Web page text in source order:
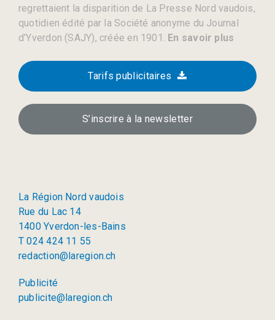
regrettaient la disparition de La Presse Nord vaudois,
quotidien édité par la Société anonyme du Journal
d’Yverdon (SAJY), créée en 1901. En savoir plus
Tarifs publicitaires
S’inscrire à la newsletter
La Région Nord vaudois
Rue du Lac 14
1400 Yverdon-les-Bains
T 024 424 11 55
redaction@laregion.ch
Publicité
publicite@laregion.ch